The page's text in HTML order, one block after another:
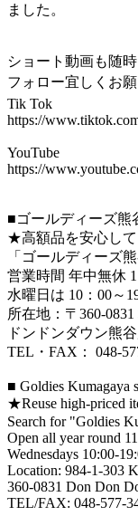
ました。
ショート動画も随
フォロー宜しくお
Tik Tok
https://
YouTube
https://
■ゴールディーズ熊
★高額品を安心し
「ゴールディーズ
営業時間 年中無休
水曜日は 10：00～
所在地：〒360-
ドンドンダウン熊
TEL・FAX： 048-
■ Goldies Kumagaya
★Reuse high-priced
Search for "Goldies
Open all year round
Wednesdays 10:00-
Location: 984-1-303
360-0831 Don Don
TEL/FAX: 048-577-